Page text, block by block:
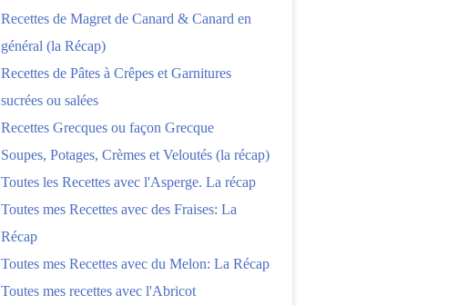
Recettes de Magret de Canard & Canard en
général (la Récap)
Recettes de Pâtes à Crêpes et Garnitures
sucrées ou salées
Recettes Grecques ou façon Grecque
Soupes, Potages, Crèmes et Veloutés (la récap)
Toutes les Recettes avec l'Asperge. La récap
Toutes mes Recettes avec des Fraises: La
Récap
Toutes mes Recettes avec du Melon: La Récap
Toutes mes recettes avec l'Abricot